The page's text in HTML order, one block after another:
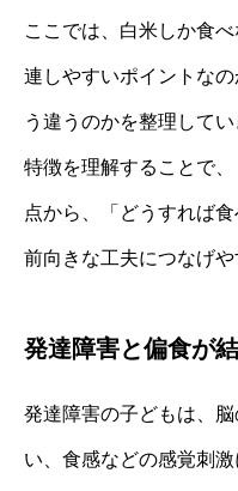
ここでは、白米しか食
連しやすいポイントな
う違うのかを整理してい
特徴を理解することで
点から、「どうすれば
前向きな工夫につなげや
発達障害と偏食が
発達障害の子どもは、
い、食感などの感覚刺